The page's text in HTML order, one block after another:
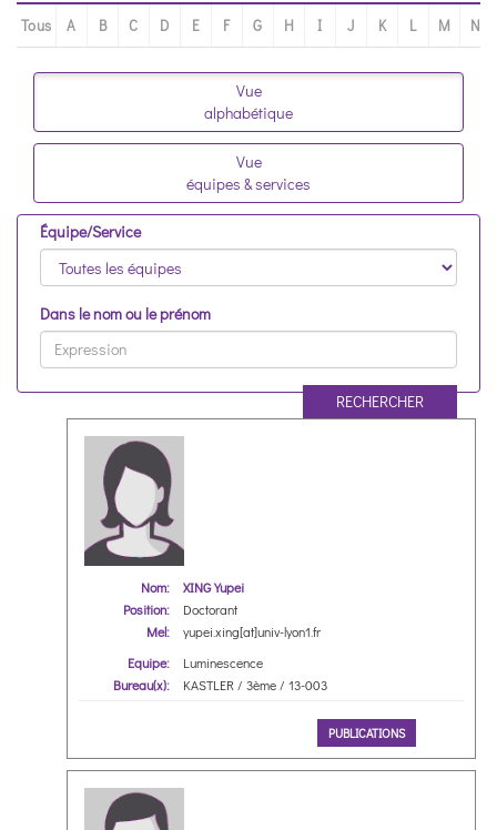
Tous A B C D E F G H I J K L M N
Vue
alphabétique
Vue
équipes & services
Équipe/Service
Dans le nom ou le prénom
RECHERCHER
Nom:
XING Yupei
Position:
Doctorant
Mel:
yupei.xing[at]univ-lyon1.fr
Equipe:
Luminescence
Bureau(x):
KASTLER / 3ème / 13-003
PUBLICATIONS